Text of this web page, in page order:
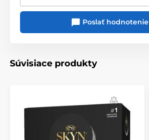
Poslať hodnotenie
Súvisiace produkty